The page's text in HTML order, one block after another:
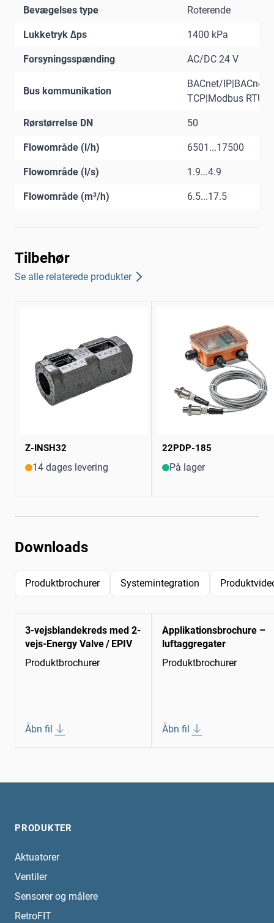
Bevægelses type Roterende
Lukketryk ∆ps 1400 kPa
Forsyningsspænding AC/DC 24 V
Bus kommunikation
BACnet/IP|BACnet
TCP|Modbus
Rørstørrelse DN 50
Flowområde (l/h) 6501...17500
Flowområde (l/s) 1.9...4.9
Flowområde (m³/h) 6.5...17.5
Tilbehør
Se alle relaterede produkter
Z-INSH32
14 dages levering
22PDP-185
På lager
Downloads
Produktbrochurer Systemintegration
3-vejsblandekreds med 2-
vejs-Energy Valve / EPIV
Produktbrochurer
Åbn fil
Applikationsbrochure –
luftaggregater
Produktbrochurer
Åbn fil
PRODUKTER
Aktuatorer
Ventiler
Sensorer og målere
RetroFIT